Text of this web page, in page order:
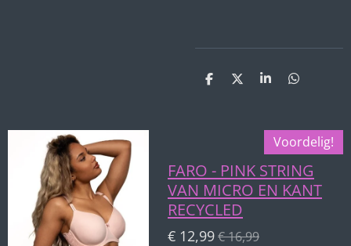
D
D
S
e
D
n
Voordelig!
FARO - PINK STRING
VAN MICRO EN KANT
RECYCLED
€ 12,99€ 16,99